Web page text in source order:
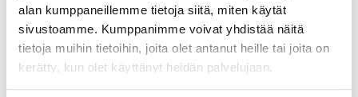
alan kumppaneillemme tietoja siitä, miten käytät
sivustoamme. Kumppanimme voivat yhdistää näitä
tietoja muihin tietoihin, joita olet antanut heille tai joita on
kerätty, kun olet käyttänyt heidän palvelujaan.
mielenterveyteen ja yhdenvertaisuuteen liittyen. Voit
lukea lisää syksyn toiminnastasyksyn toiminnasta
uutisesta.